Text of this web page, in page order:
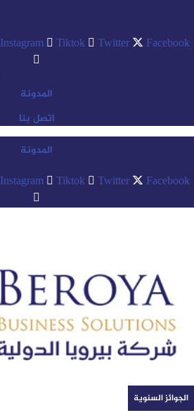
content
Instagram Tiktok Twitter Facebook
المدونة
اتصل بنا
المدونة
Instagram Tiktok Twitter Facebook
الجوائز السنوية